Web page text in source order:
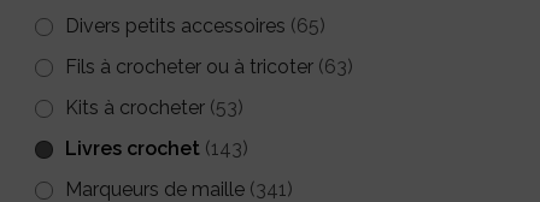
Divers petits accessoires (65)
Fils à crocheter ou à tricoter (63)
Kits à crocheter (53)
Livres crochet (143)
Marqueurs de maille (341)